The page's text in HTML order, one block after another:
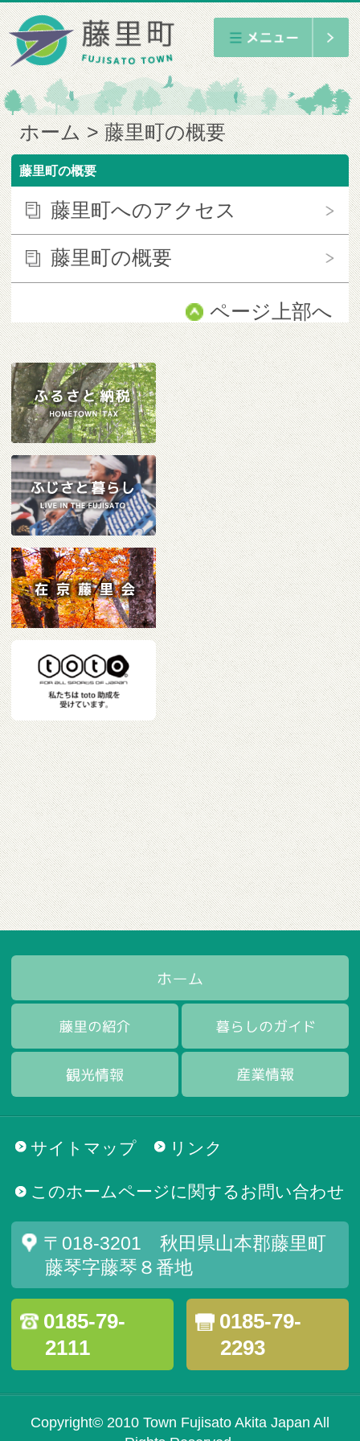
ホーム 藤里町の概要
藤里町の概要
藤里町へのアクセス
藤里町の概要
ページ上部へ
サイトマップ リンク
このホームページに関するお問い合わせ
〒018-3201 秋田県山本郡藤里町
藤琴字藤琴８番地
0185-79-
2111
0185-79-
2293
Copyright© 2010 Town Fujisato Akita Japan All